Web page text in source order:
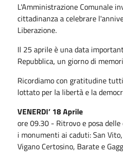
L'Amministrazione Comunale
cittadinanza a celebrare
Liberazione.
Il 25 aprile è una data
Repubblica, un giorno di
Ricordiamo con gratitudine
lottato per la libertà e la
VENERDI’ 18 Aprile
ore 09.30 - Ritrovo e posa
i monumenti ai caduti: San
Vigano Certosino, Barate e